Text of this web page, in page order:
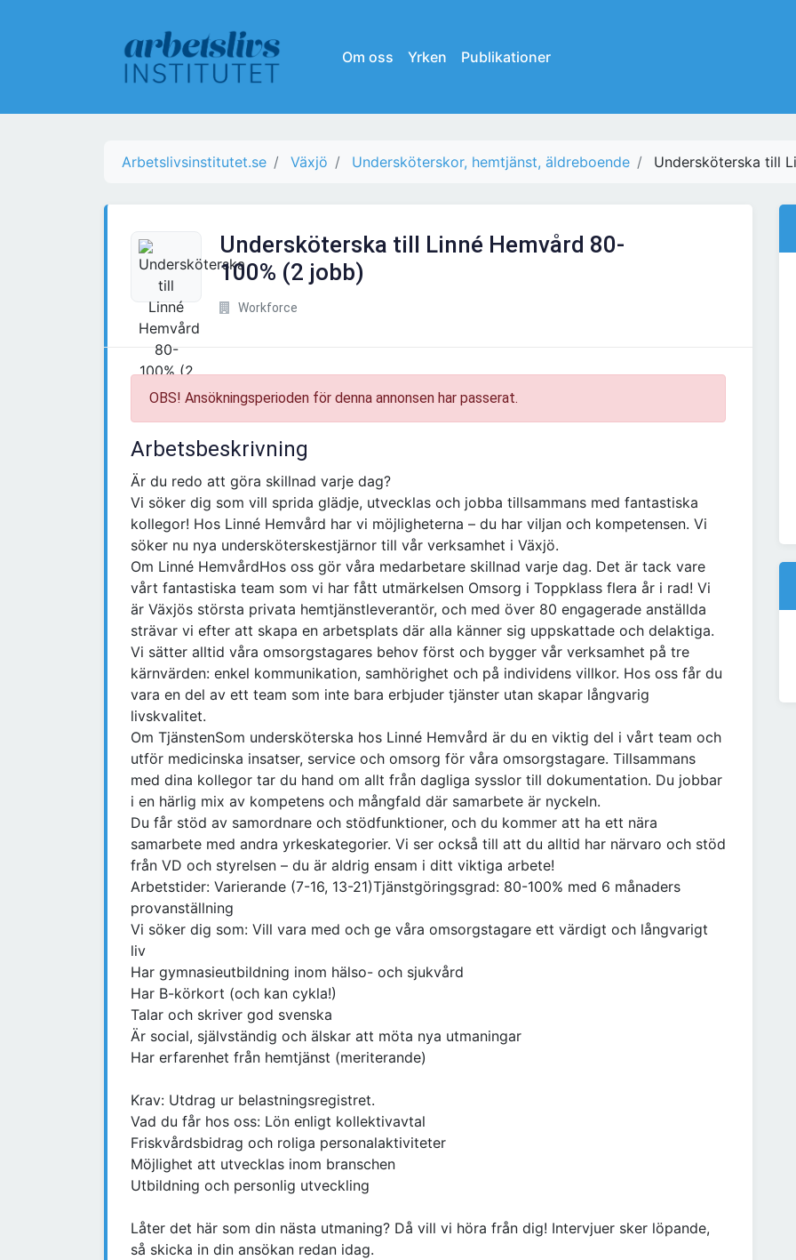
Om oss Yrken Publikationer
Arbetslivsinstitutet.se Växjö Undersköterskor, hemtjänst, äldreboende Undersköterska till
Undersköterska till Linné Hemvård 80-
100% (2 jobb)
Workforce
OBS! Ansökningsperioden för denna annonsen har passerat.
Arbetsbeskrivning
Är du redo att göra skillnad varje dag?
Vi söker dig som vill sprida glädje, utvecklas och jobba tillsammans med fantastiska
kollegor! Hos Linné Hemvård har vi möjligheterna – du har viljan och kompetensen. Vi
söker nu nya undersköterskestjärnor till vår verksamhet i Växjö.
Om Linné HemvårdHos oss gör våra medarbetare skillnad varje dag. Det är tack vare
vårt fantastiska team som vi har fått utmärkelsen Omsorg i Toppklass flera år i rad! Vi
är Växjös största privata hemtjänstleverantör, och med över 80 engagerade anställda
strävar vi efter att skapa en arbetsplats där alla känner sig uppskattade och delaktiga.
Vi sätter alltid våra omsorgstagares behov först och bygger vår verksamhet på tre
kärnvärden: enkel kommunikation, samhörighet och på individens villkor. Hos oss får du
vara en del av ett team som inte bara erbjuder tjänster utan skapar långvarig
livskvalitet.
Om TjänstenSom undersköterska hos Linné Hemvård är du en viktig del i vårt team och
utför medicinska insatser, service och omsorg för våra omsorgstagare. Tillsammans
med dina kollegor tar du hand om allt från dagliga sysslor till dokumentation. Du jobbar
i en härlig mix av kompetens och mångfald där samarbete är nyckeln.
Du får stöd av samordnare och stödfunktioner, och du kommer att ha ett nära
samarbete med andra yrkeskategorier. Vi ser också till att du alltid har närvaro och stöd
från VD och styrelsen – du är aldrig ensam i ditt viktiga arbete!
Arbetstider: Varierande (7-16, 13-21)Tjänstgöringsgrad: 80-100% med 6 månaders
provanställning
Vi söker dig som: Vill vara med och ge våra omsorgstagare ett värdigt och långvarigt
liv
Har gymnasieutbildning inom hälso- och sjukvård
Har B-körkort (och kan cykla!)
Talar och skriver god svenska
Är social, självständig och älskar att möta nya utmaningar
Har erfarenhet från hemtjänst (meriterande)
Krav: Utdrag ur belastningsregistret.
Vad du får hos oss: Lön enligt kollektivavtal
Friskvårdsbidrag och roliga personalaktiviteter
Möjlighet att utvecklas inom branschen
Utbildning och personlig utveckling
Låter det här som din nästa utmaning? Då vill vi höra från dig! Intervjuer sker löpande,
så skicka in din ansökan redan idag.